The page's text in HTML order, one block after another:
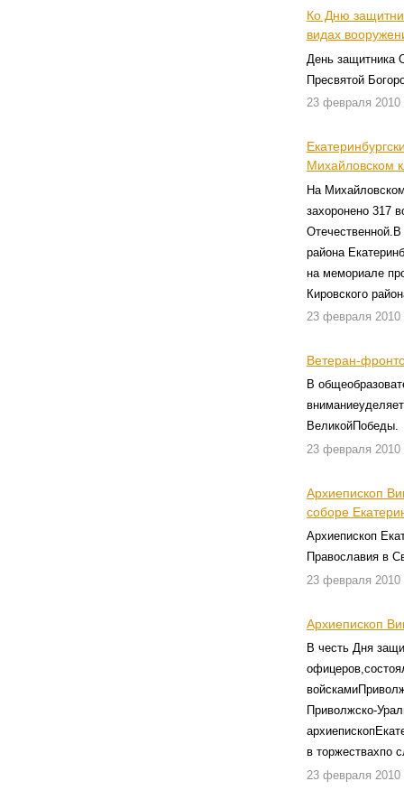
Ко Дню
видах
День защитника
Пресвятой
23 февраля 2010
Михайловском
На
захоронено 317
Отечественной.В
района
на мемориале
Кировского
23 февраля 2010
Ветеран-
В
ВеликойПобеды.
23 февраля 2010
Архиепископ
соборе
Архиепископ
Православия в
23 февраля 2010
Архиепископ
В честь Дня
Приволжско-
в торжествахпо
23 февраля 2010